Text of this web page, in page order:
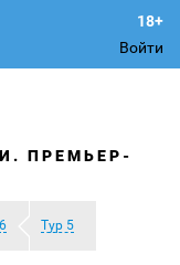
Войти
ПРЕМЬЕР-
Тур 5